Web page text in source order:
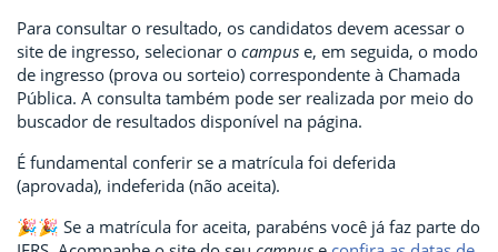
Para consultar o resultado, os candidatos devem acessar o
site de ingresso, selecionar o campus e, em seguida, o modo
de ingresso (prova ou sorteio) correspondente à Chamada
Pública. A consulta também pode ser realizada por meio do
buscador de resultados disponível na página.
É fundamental conferir se a matrícula foi deferida
(aprovada), indeferida (não aceita).
🎉🎉 Se a matrícula for aceita, parabéns você já faz parte do